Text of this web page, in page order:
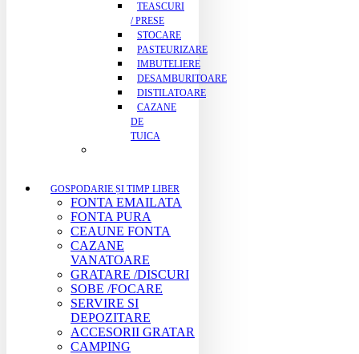
TEASCURI
/ PRESE
STOCARE
PASTEURIZARE
IMBUTELIERE
DESAMBURITOARE
DISTILATOARE
CAZANE
DE
TUICA
GOSPODARIE ȘI TIMP LIBER
FONTA EMAILATA
FONTA PURA
CEAUNE FONTA
CAZANE
VANATOARE
GRATARE /DISCURI
SOBE /FOCARE
SERVIRE SI
DEPOZITARE
ACCESORII GRATAR
CAMPING